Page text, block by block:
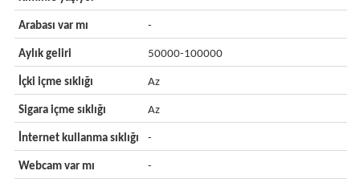
Arabası var mı -
Aylık geliri 50000-100000
İçki içme sıklığı Az
Sigara içme sıklığı Az
İnternet kullanma sıklığı -
Webcam var mı -